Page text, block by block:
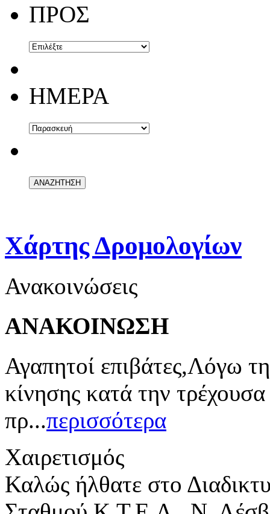
ΠΡΟΣ
ΗΜΕΡΑ
Χάρτης Δρομολογίων
Ανακοινώσεις
ΑΝΑΚΟΙΝΩΣΗ
Αγαπητοί επιβάτες,Λόγω
κίνησης κατά την
πρ...περισσότερα
Χαιρετισμός
Καλώς ήλθατε στο